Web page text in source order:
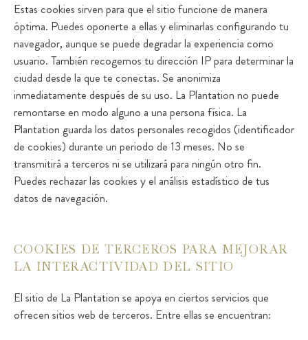
Estas cookies sirven para que el sitio funcione de manera
óptima. Puedes oponerte a ellas y eliminarlas configurando tu
navegador, aunque se puede degradar la experiencia como
usuario. También recogemos tu dirección IP para determinar la
ciudad desde la que te conectas. Se anonimiza
inmediatamente después de su uso. La Plantation no puede
remontarse en modo alguno a una persona física. La
Plantation guarda los datos personales recogidos (identificador
de cookies) durante un periodo de 13 meses. No se
transmitirá a terceros ni se utilizará para ningún otro fin.
Puedes rechazar las cookies y el análisis estadístico de tus
datos de navegación.
COOKIES DE TERCEROS PARA MEJORAR
LA INTERACTIVIDAD DEL SITIO
El sitio de La Plantation se apoya en ciertos servicios que
ofrecen sitios web de terceros. Entre ellas se encuentran: